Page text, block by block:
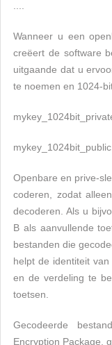
Wanneer u een
creëert de software
uitgaande dat u
te noemen en 1024-
Openbare en prive-
coderen, zodat
decoderen. Als u
B als aanvullende
bestanden die
helpt de identiteit
en de verdeling te
toetsen.
Gecodeerde
Encryption Package,